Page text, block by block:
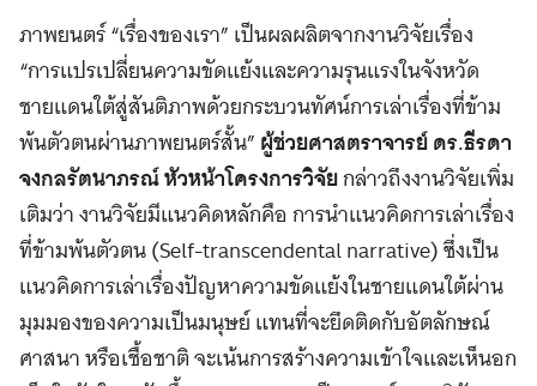
ภาพยนตร์ “เรื่องของเรา” เป็นผลผลิตจากงานวิจัยเรื่อง
“การแปรเปลี่ยนความขัดแย้งและความรุนแรงในจังหวัด
ชายแดนใต้สู่สันติภาพด้วยกระบวนทัศน์การเล่าเรื่องที่ข้าม
พ้นตัวตนผ่านภาพยนตร์สั้น”ผู้ช่วยศาสตราจารย์ ดร.ธีรดา
จงกลรัตนาภรณ์ หัวหน้าโครงการวิจัยกล่าวถึงงานวิจัยเพิ่ม
เติมว่า งานวิจัยมีแนวคิดหลักคือ การนำแนวคิดการเล่าเรื่อง
ที่ข้ามพ้นตัวตน (Self-transcendental narrative) ซึ่งเป็น
แนวคิดการเล่าเรื่องปัญหาความขัดแย้งในชายแดนใต้ผ่าน
มุมมองของความเป็นมนุษย์ แทนที่จะยึดติดกับอัตลักษณ์
ศาสนา หรือเชื้อชาติ จะเน้นการสร้างความเข้าใจและเห็นอก